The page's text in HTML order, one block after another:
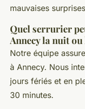
mauvaises
Quel serrurier
Annecy la nuit ou
Notre équipe
à Annecy. Nous
jours fériés et en
30 minutes.